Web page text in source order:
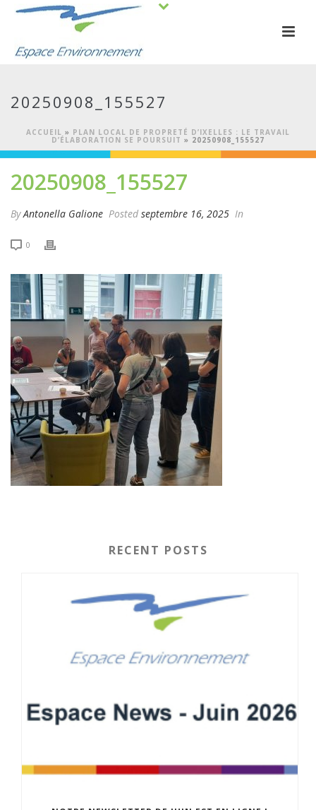
20250908_155527
ACCUEIL » PLAN LOCAL DE PROPRETÉ D’IXELLES : LE TRAVAIL
D’ÉLABORATION SE POURSUIT » 20250908_155527
20250908_155527
ByAntonella Galione Posted septembre 16, 2025 In
0
RECENT POSTS